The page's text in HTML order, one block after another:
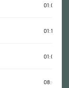
01:00:37
01:19:02
01:00:48
08:08:01